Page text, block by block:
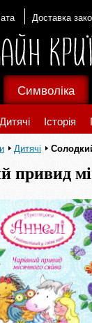
Доставка
Дитячі Історія
Символіка
Дитячі
привид